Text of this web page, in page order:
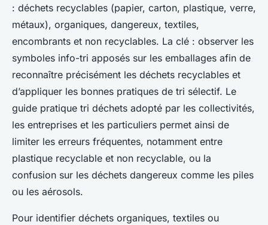
: déchets recyclables (papier, carton, plastique, verre,
métaux), organiques, dangereux, textiles,
encombrants et non recyclables. La clé : observer les
symboles info-tri apposés sur les emballages afin de
reconnaître précisément les déchets recyclables et
d’appliquer les bonnes pratiques de tri sélectif. Le
guide pratique tri déchets adopté par les collectivités,
les entreprises et les particuliers permet ainsi de
limiter les erreurs fréquentes, notamment entre
plastique recyclable et non recyclable, ou la
confusion sur les déchets dangereux comme les piles
ou les aérosols.
Pour identifier déchets organiques, textiles ou